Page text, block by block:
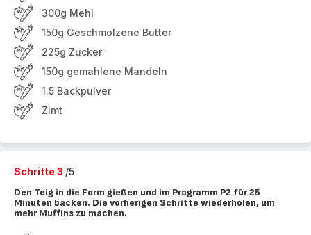
300g Mehl
150g Geschmolzene Butter
225g Zucker
150g gemahlene Mandeln
1.5 Backpulver
Zimt
Schritte 3 /5
Den Teig in die Form gießen und im Programm P2 für 25
Minuten backen. Die vorherigen Schritte wiederholen, um
mehr Muffins zu machen.